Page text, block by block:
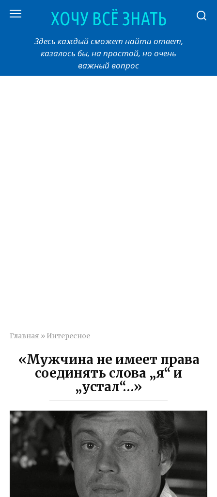
ХОЧУ ВСЁ ЗНАТЬ
Здесь каждый сможет найти ответ,
казалось бы, на простой, но очень
важный вопрос
Главная » Интересное
«Мужчина не имеет права
соединять слова „я“ и
„устал“…»